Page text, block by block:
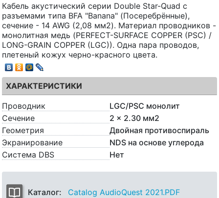
Кабель акустический серии Double Star-Quad с
разъемами типа BFA "Banana" (Посеребрённые),
сечение - 14 AWG (2,08 мм2). Материал проводников -
монолитная медь (PERFECT-SURFACE COPPER (PSC) /
LONG-GRAIN COPPER (LGC)). Одна пара проводов,
плетеный кожух черно-красного цвета.
ХАРАКТЕРИСТИКИ
Проводник
LGC/PSC монолит
Сечение
2 x 2.30 мм2
Геометрия
Двойная противоспираль
Экранирование
NDS на основе углерода
Система DBS
Нет
Каталог: Catalog AudioQuest 2021.PDF